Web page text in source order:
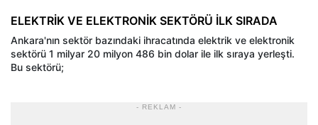
ELEKTRİK VE ELEKTRONİK SEKTÖRÜ İLK SIRADA
Ankara'nın sektör bazındaki ihracatında elektrik ve elektronik
sektörü 1 milyar 20 milyon 486 bin dolar ile ilk sıraya yerleşti.
Bu sektörü;
- REKLAM -